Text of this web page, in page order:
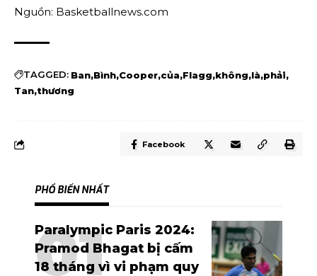
Nguồn: Basketballnews.com
TAGGED: Ban Bình Cooper của Flagg không là phải
Tan thương
Facebook
PHỔ BIẾN NHẤT
Paralympic Paris 2024:
Pramod Bhagat bị cấm
18 tháng vì vi phạm quy